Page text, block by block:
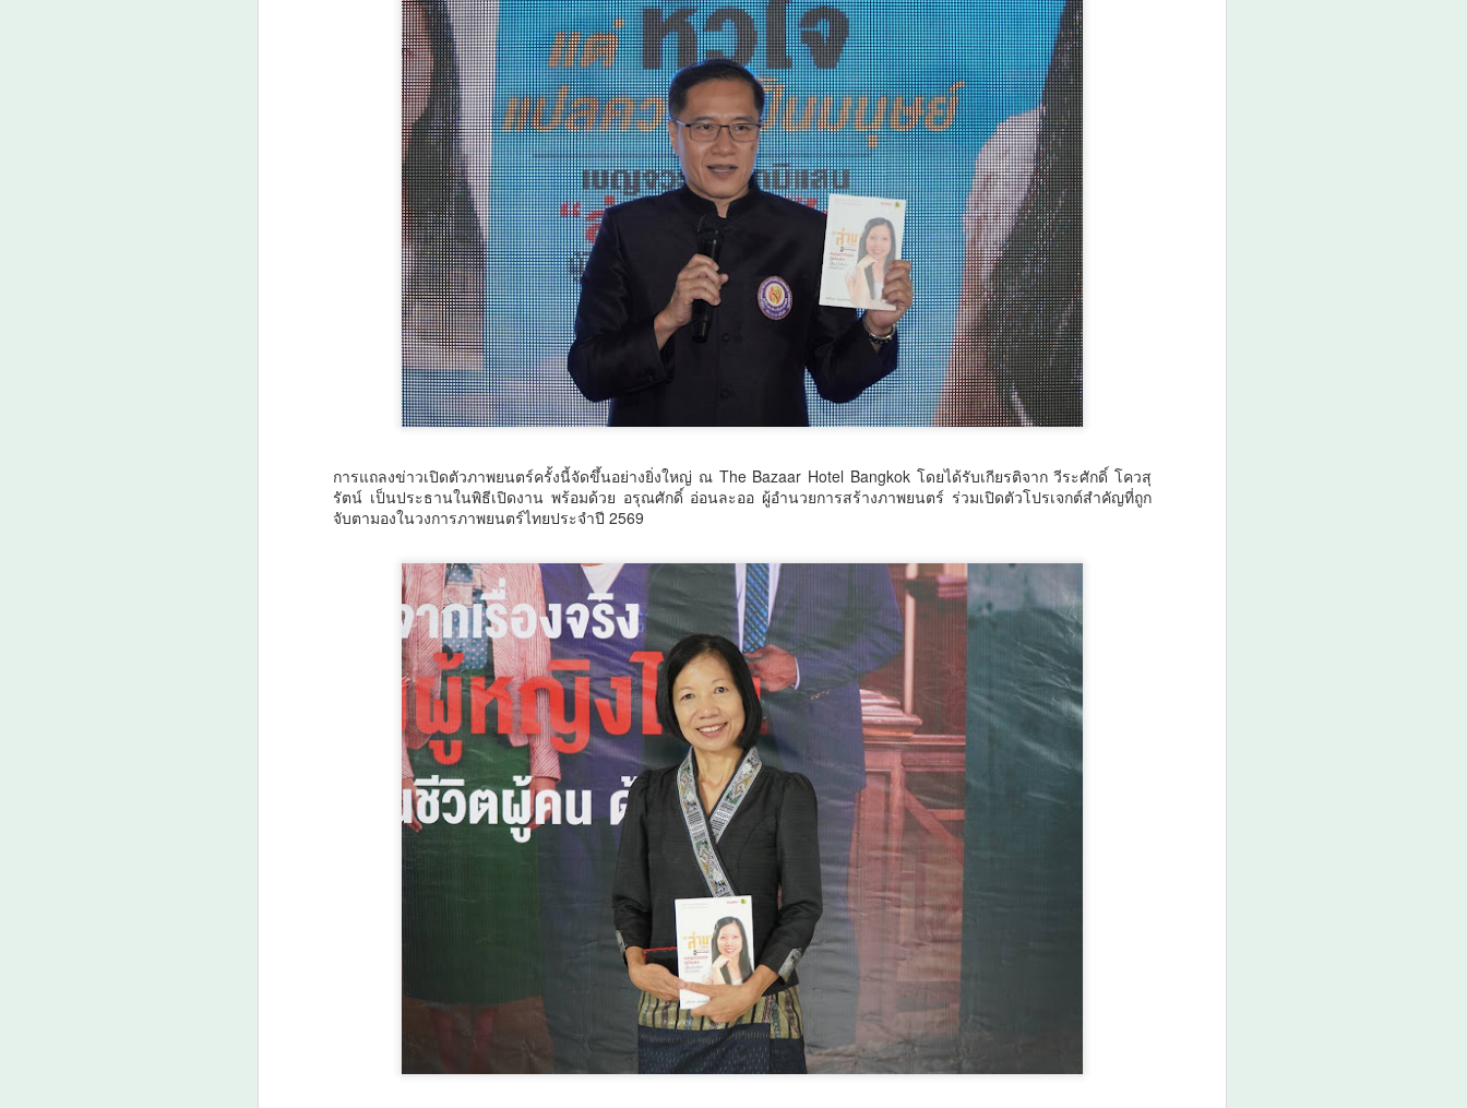
การแถลงข่าวเปิดตัวภาพยนตร์ครั้งนี้จัดขึ้นอย่างยิ่งใหญ่ ณ The Bazaar Hotel Bangkok โดยได้รับเกียรติจาก วีระศักดิ์ โควสุ
รัตน์ เป็นประธานในพิธีเปิดงาน พร้อมด้วย อรุณศักดิ์ อ่อนละออ ผู้อำนวยการสร้างภาพยนตร์ ร่วมเปิดตัวโปรเจกต์สำคัญที่ถูก
จับตามองในวงการภาพยนตร์ไทยประจำปี 2569
หลวง พร้อมกันทั่วประเทศ
วธ.
AUG
7
กรมวิทยาศาสตร์บริการ ติดตามผลการพัฒนาผู้ประกอบ
การ ยกระดับนวัตกรรมอาหาร สร้างมูลค่าเพิ่มผลิตภัณฑ์
ชุมชน
📌กรมวิทยาศาสตร์บริการ ติดตามผลการพัฒนาผู้ประกอบการ ยกระดับ
นวัตกรรมอาหาร สร้างมูลค่าเพิ่มผลิตภัณฑ์ชุมชน
กรมวิทยาศาสตร์บริการ (วศ.) กระทรวงการอุดมศึกษา วิทยาศาสตร์ วิจัยและ
นวัตกรรม (อว.) นำโดย นายปรานต์ ปิ่นทอง นักวิทยาศาสตร์ชำนาญการ
พิเศษ ศูนย์ห้องปฏิบัติการอ้างอิงชีวภาพ สถาบันห้องปฏิบัติการอ้างอิงแห่งชาติ
พร้อมคณะฯ ลงพื้นที่จังหวัดสมุทรปราการ กำแพงเพชร และนครนายก
ระหว่างวันที่ 4–6 สิงหาคม 2569 เพื่อติดตามความก้าวหน้าและให้คำปรึกษา
AUG
Thailand LAB INTERNATIONAL 2026 ผนึก
INTERNATIONAL เปิดเวที AI ขับเคลื่อนนวัตกรรม
วิทยาศาสตร์และสุขภาพ ยกระดับไทยสู่ศูนย์กลาง
Thailand LAB INTERNATIONAL 2026 ผนึก Bio+HealthTech
INTERNATIONAL และ FutureCHEM INTERNATIONAL เปิดเวที AI ขับ
เคลื่อนนวัตกรรมวิทยาศาสตร์และสุขภาพ ยกระดับไทยสู่ศูนย์กลางอาเซียน
6 สิงหาคม 2568 กรุงเทพฯ – เมื่อปัญญาประดิษฐ์ (AI) กำลังเข้ามามีบทบาท
สำคัญในการยกระดับงานวิจัย ห้องปฏิบัติการ การแพทย์ และภาค
อุตสาหกรรม ประเทศไทยกำลังก้าวสู่ยุคใหม่ของระบบนิเวศด้านวิทยาศาสตร์
และนวัตกรรมที่เชื่อมโยงการวิจัย เทคโนโลยี และภาคธุรกิจเข้าด้วยกัน เพื่อ
สร้างขีดความสามารถในการแข่งขันของประเทศและภูมิภาคอาเซียน
บริษ
AUG
6
ศน. ร่วมกับสำนักงานวัฒนธรรมจังหวัด 14 จังหวัดภาค
ใต้ จัด “มหกรรมสีสันแห่งศรัทธา พัฒนาชุมชนคุณธรรม
พลังบวร” สืบสานคุณธรรม ต่อยอดทุนวัฒนธรรมสู่ชุมชน
ศน. ร่วมกับสำนักงานวัฒนธรรมจังหวัด 14 จังหวัดภาคใต้ จัด “มหกรรมสีสัน
แห่งศรัทธา พัฒนาชุมชนคุณธรรมพลังบวร” สืบสานคุณธรรม ต่อยอดทุน
วัฒนธรรมสู่ชุมชน
วันที่ 7 สิงหาคม 2569 เวลา 19.00 น. กรมการศาสนา กระทรวงวัฒนธรรม
ร่วมกับจังหวัดสตูล และสำนักงานวัฒนธรรมจังหวัด 14 จังหวัดภาคใต้ จัดพิธี
เปิดงาน “มหกรรมสีสันแห่งศรัทธา พัฒนาชุมชนคุณธรรมพลังบวร ภาคกใต้”
ภายใต้โครงการพลังบวรในมิติศาสนา ประจำปีงบประมาณ พ.ศ.
สมุทรสาครเฮ! รถไฟฟ้าสายสีแดงเข้ม วงเวียนใหญ่–
มหาชัย 36.8 กม. คืบหน้าอีกขั้น รับฟังความเห็นกว่า 200
คน ส่วนใหญ่เห็นพ้องให้สร้าง
สมุทรสาครเฮ! รถไฟฟ้าสายสีแดงเข้ม วงเวียนใหญ่–มหาชัย 36.8 กม.